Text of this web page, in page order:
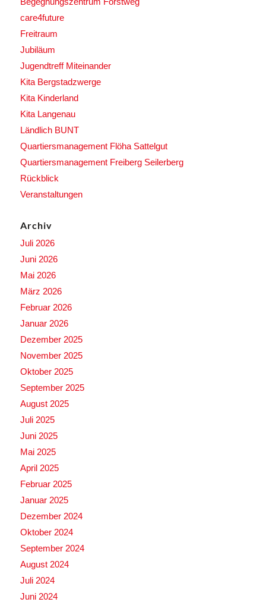
care4future
Freitraum
Jubiläum
Jugendtreff Miteinander
Kita Bergstadzwerge
Kita Kinderland
Kita Langenau
Ländlich BUNT
Quartiersmanagement Flöha Sattelgut
Quartiersmanagement Freiberg Seilerberg
Rückblick
Veranstaltungen
Archiv
Juli 2026
Juni 2026
Mai 2026
März 2026
Februar 2026
Januar 2026
Dezember 2025
November 2025
Oktober 2025
September 2025
August 2025
Juli 2025
Juni 2025
Mai 2025
April 2025
Februar 2025
Januar 2025
Dezember 2024
Oktober 2024
September 2024
August 2024
Juli 2024
Juni 2024